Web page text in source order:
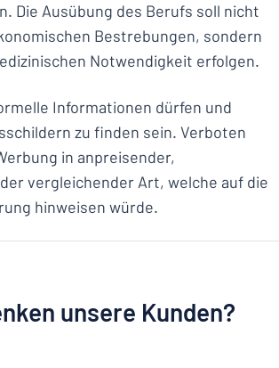
Die Ausübung des Berufs soll nicht
Bestrebungen, sondern
Notwendigkeit erfolgen.
Informationen dürfen und
zu finden sein. Verboten
in anpreisender,
vergleichender Art, welche auf die
hinweisen würde.
unsere Kunden?